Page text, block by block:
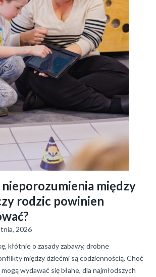
między
rodzic powinien
2026
kłótnie o zasady zabawy, drobne
między dziećmi są codziennością. Choć
wydawać się błahe, dla najmłodszych